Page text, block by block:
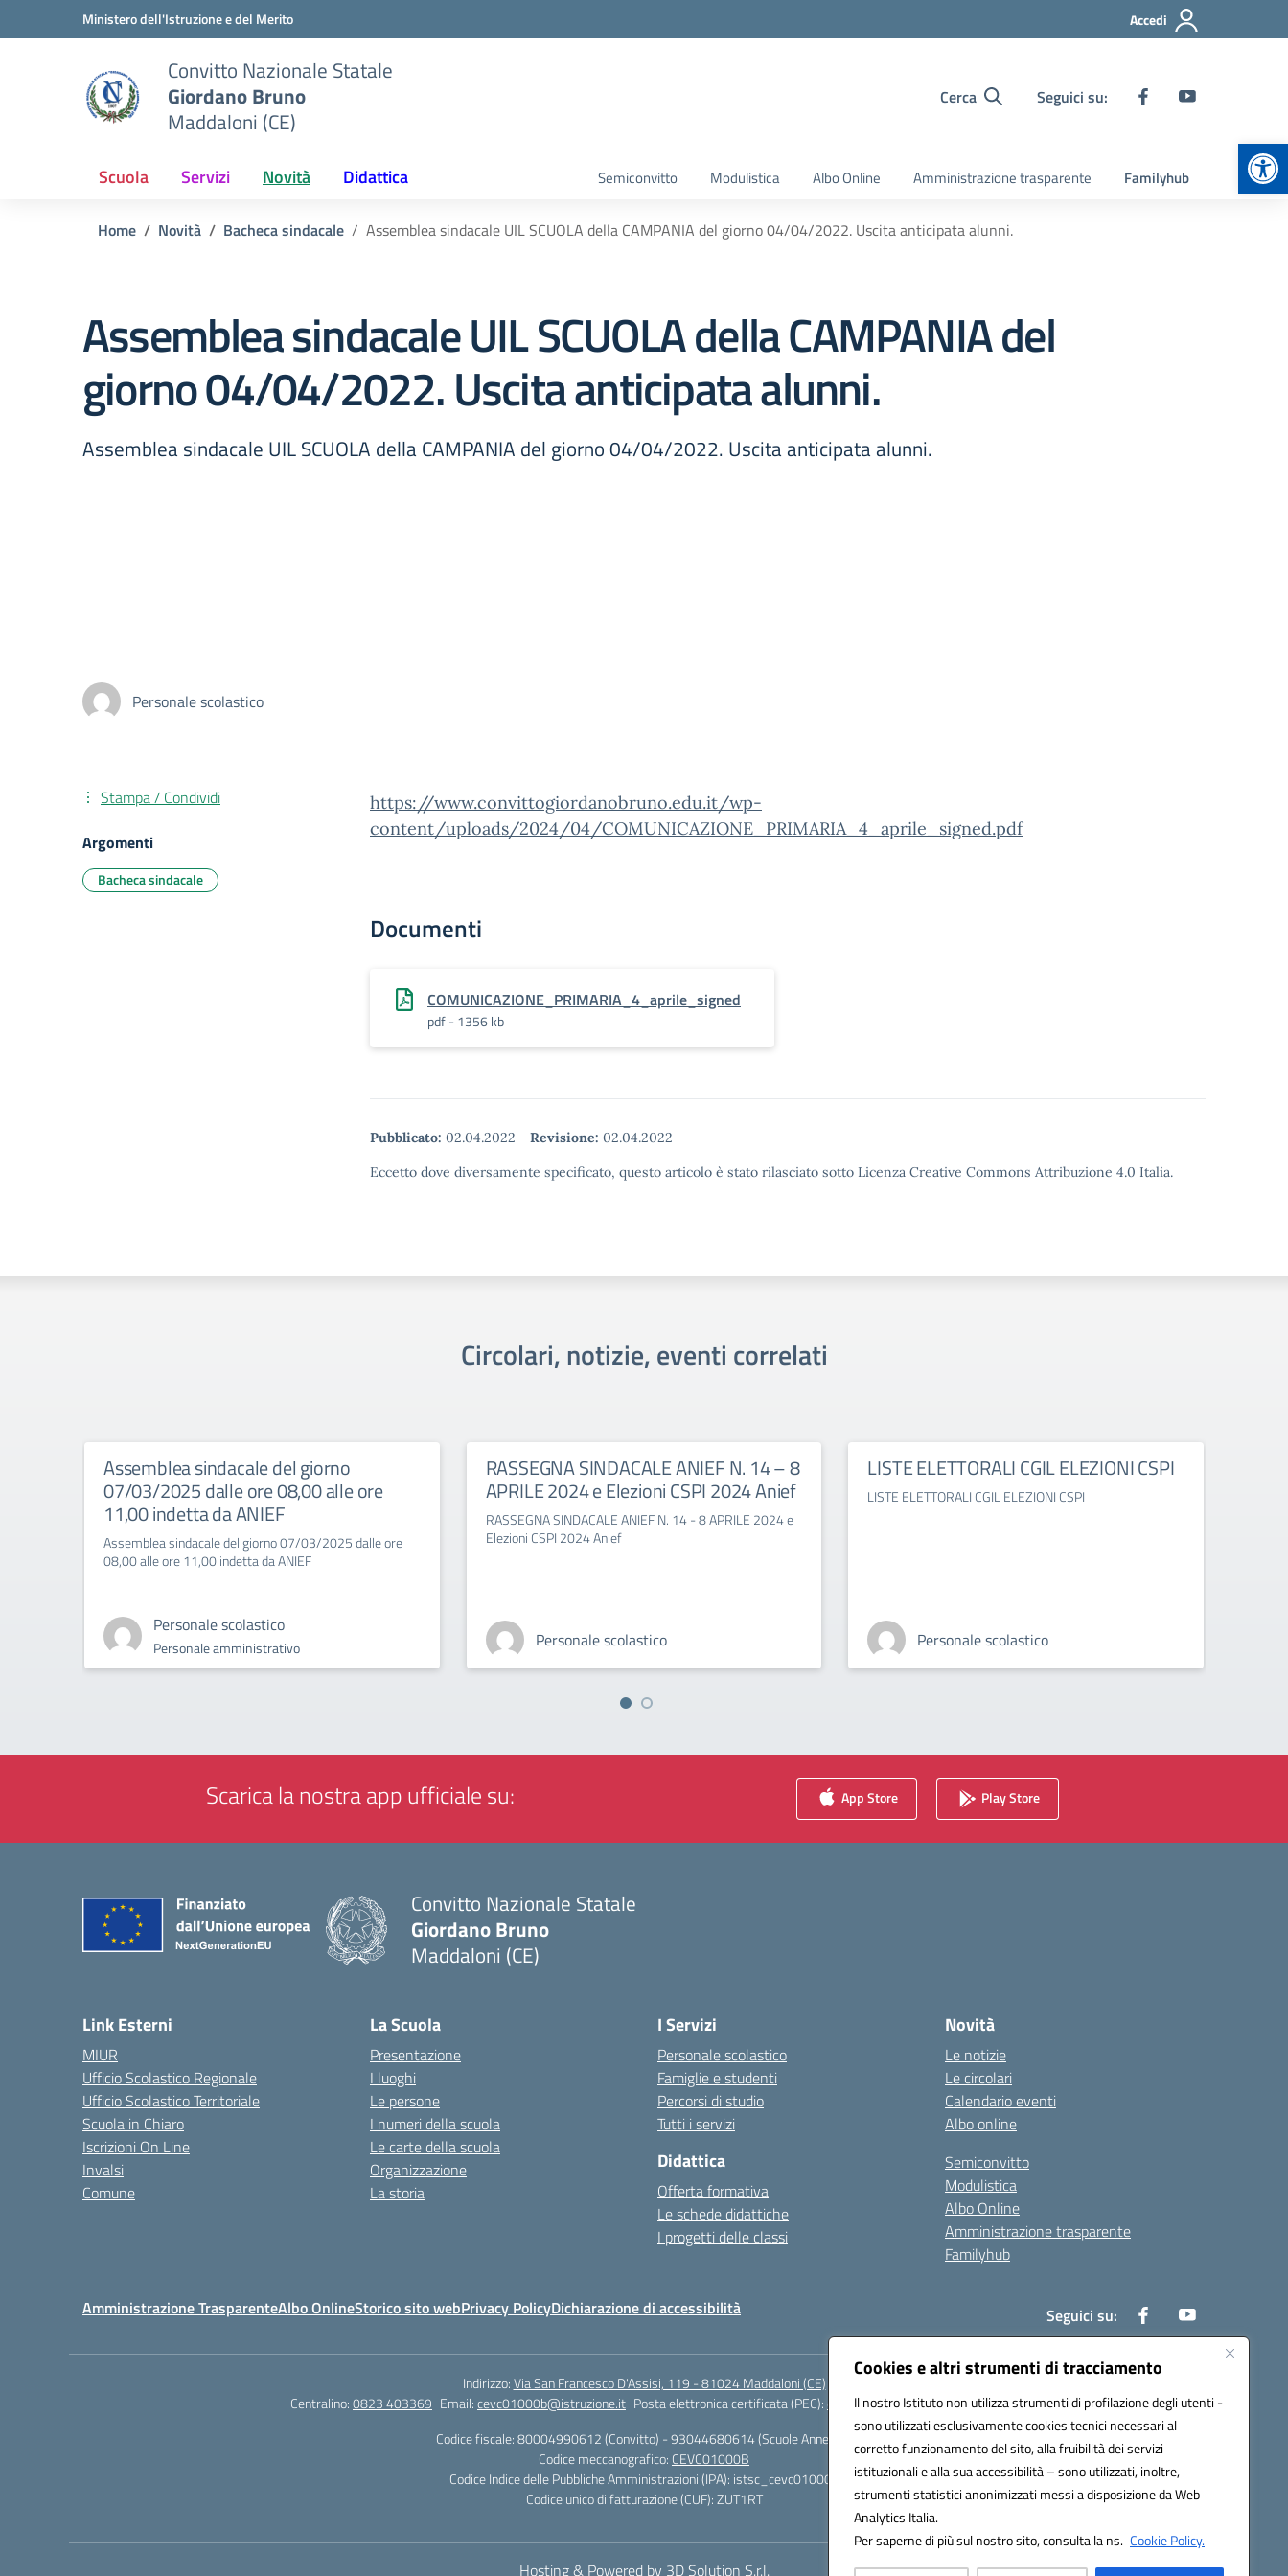
Cookies e altri strumenti di tracciamento
Il nostro Istituto non utilizza strumenti di profilazione degli utenti -
sono utilizzati esclusivamente cookies tecnici necessari al
corretto funzionamento del sito, alla fruibilità dei servizi
istituzionali e alla sua accessibilità – sono utilizzati, inoltre,
strumenti statistici anonimizzati messi a disposizione da Web
Analytics Italia.
Per saperne di più sul nostro sito, consulta la ns. Cookie Policy.
Vai ai contenuti
Vai al menu di navigazioneMinistero dell'Istruzione e del Merito Accedi
Convitto Nazionale Statale
Giordano Bruno
Maddaloni (CE)
Cerca Seguici su:
Scuola Servizi Novità Didattica Semiconvitto Modulistica Albo Online Amministrazione trasparente Familyhub
Home Novità Bacheca sindacale Assemblea sindacale UIL SCUOLA della CAMPANIA del giorno 04/04/2022. Uscita anticipata alunni.
Assemblea sindacale UIL SCUOLA della CAMPANIA del
giorno 04/04/2022. Uscita anticipata alunni.
Assemblea sindacale UIL SCUOLA della CAMPANIA del giorno 04/04/2022. Uscita anticipata alunni.
Personale scolastico
https://www.convittogiordanobruno.edu.it/wp-
content/uploads/2024/04/COMUNICAZIONE_PRIMARIA_4_aprile_signed.pdf
Documenti
COMUNICAZIONE_PRIMARIA_4_aprile_signed
pdf - 1356 kb
Pubblicato: 02.04.2022 - Revisione: 02.04.2022
Eccetto dove diversamente specificato, questo articolo è stato rilasciato sotto Licenza Creative Commons Attribuzione 4.0 Italia.
Stampa / Condividi
Argomenti
Bacheca sindacale
Circolari, notizie, eventi correlati
Assemblea sindacale del giorno
07/03/2025 dalle ore 08,00 alle ore
11,00 indetta da ANIEF
Assemblea sindacale del giorno 07/03/2025 dalle ore
08,00 alle ore 11,00 indetta da ANIEF
Personale scolastico
Personale amministrativo
RASSEGNA SINDACALE ANIEF N. 14 – 8
APRILE 2024 e Elezioni CSPI 2024 Anief
RASSEGNA SINDACALE ANIEF N. 14 - 8 APRILE 2024 e
Elezioni CSPI 2024 Anief
Personale scolastico
LISTE ELETTORALI CGIL ELEZIONI CSPI
LISTE ELETTORALI CGIL ELEZIONI CSPI
Personale scolastico
Scarica la nostra app ufficiale su: App Store Play Store
Convitto Nazionale Statale
Giordano Bruno
Maddaloni (CE)
Link Esterni
MIUR
Ufficio Scolastico Regionale
Ufficio Scolastico Territoriale
Scuola in Chiaro
Iscrizioni On Line
Invalsi
Comune
La Scuola
Presentazione
I luoghi
Le persone
I numeri della scuola
Le carte della scuola
Organizzazione
La storia
I Servizi
Personale scolastico
Famiglie e studenti
Percorsi di studio
Tutti i servizi
Didattica
Offerta formativa
Le schede didattiche
I progetti delle classi
Novità
Le notizie
Le circolari
Calendario eventi
Albo online
Semiconvitto
Modulistica
Albo Online
Amministrazione trasparente
Familyhub
Amministrazione TrasparenteAlbo OnlineStorico sito webPrivacy PolicyDichiarazione di accessibilità Seguici su:
Indirizzo:Via San Francesco D'Assisi, 119 - 81024 Maddaloni (CE)
Centralino:0823 403369 Email:cevc01000b@istruzione.it Posta elettronica certificata (PEC):cevc01000b@pec.istruzione.it
Codice fiscale: 80004990612 (Convitto) - 93044680614 (Scuole Annesse)
Codice meccanografico: CEVC01000B
Codice Indice delle Pubbliche Amministrazioni (IPA): istsc_cevc01000b
Codice unico di fatturazione (CUF): ZUT1RT
Hosting & Powered by 3D Solution S.r.l.